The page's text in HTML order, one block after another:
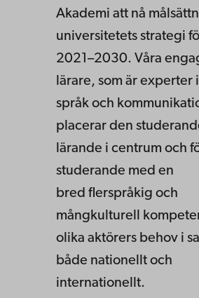
Akademi att nå
universitetets strategi
2021–2030. Våra
lärare, som är experter
språk och
placerar den
lärande i centrum och
studerande med en
bred flerspråkig och
mångkulturell
olika aktörers behov i
både nationellt och
internationellt. ​​​​​​​